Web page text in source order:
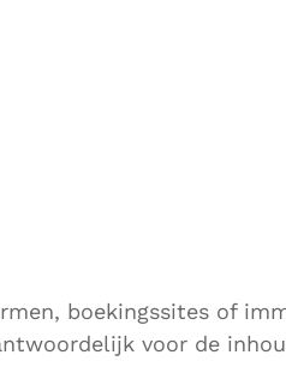
boekingssites of
voor de